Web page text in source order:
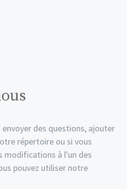
envoyer des questions, ajouter
répertoire ou si vous
modifications à l'un des
pouvez utiliser notre